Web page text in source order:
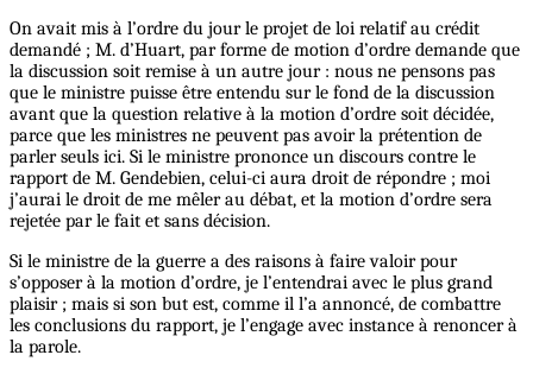
On avait mis à l’ordre du jour le projet de loi relatif au crédit
demandé ; M. d’Huart, par forme de motion d’ordre demande que
la discussion soit remise à un autre jour : nous ne pensons pas
que le ministre puisse être entendu sur le fond de la discussion
avant que la question relative à la motion d’ordre soit décidée,
parce que les ministres ne peuvent pas avoir la prétention de
parler seuls ici. Si le ministre prononce un discours contre le
rapport de M. Gendebien, celui-ci aura droit de répondre ; moi
j’aurai le droit de me mêler au débat, et la motion d’ordre sera
rejetée par le fait et sans décision.
Si le ministre de la guerre a des raisons à faire valoir pour
s’opposer à la motion d’ordre, je l’entendrai avec le plus grand
plaisir ; mais si son but est, comme il l’a annoncé, de combattre
les conclusions du rapport, je l’engage avec instance à renoncer à
la parole.